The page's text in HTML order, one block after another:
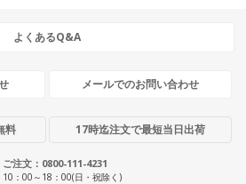
よくあるQ&A
メールでのお問い合わせ
料 17時迄注文で最短当日出荷
ご注文：0800-111-4231
10：00～18：00(日・祝除く)